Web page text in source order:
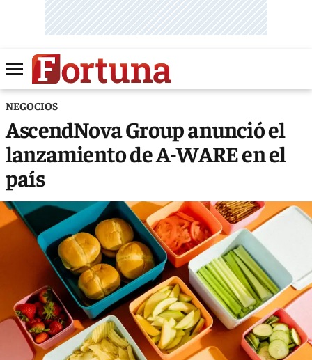
NEGOCIOS
AscendNova Group anunció el
lanzamiento de A-WARE en el
país